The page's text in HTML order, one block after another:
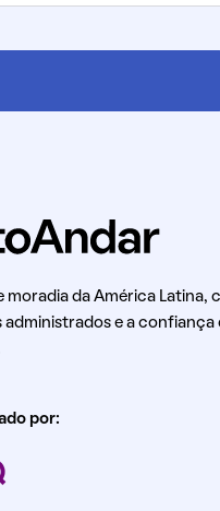
moradia da América Latina,
e a confiança
por: